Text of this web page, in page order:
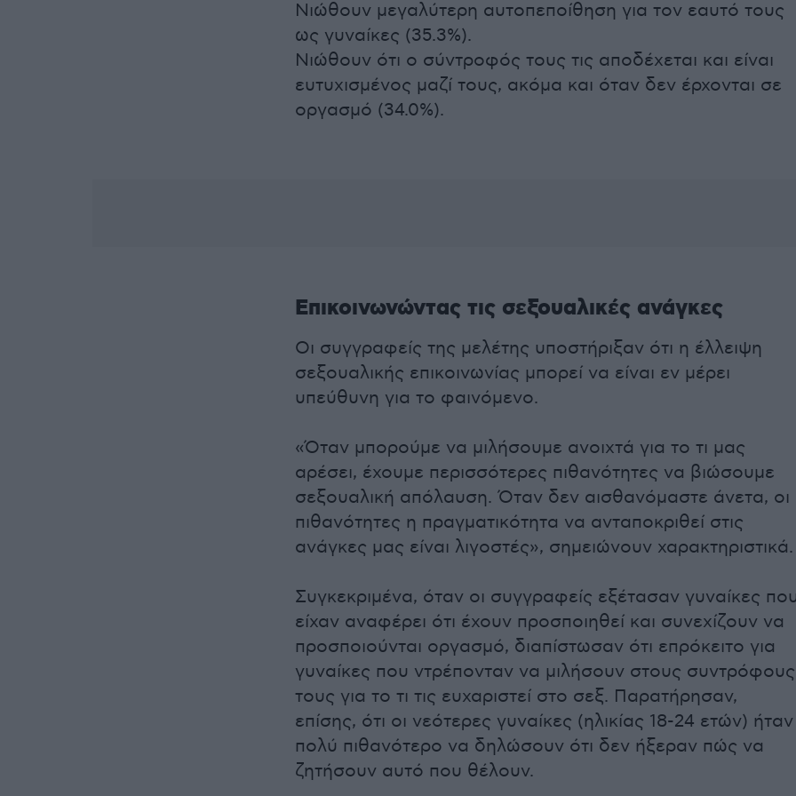
Νιώθουν μεγαλύτερη αυτοπεποίθηση για τον εαυτό τους
ως γυναίκες (35.3%).
Νιώθουν ότι ο σύντροφός τους τις αποδέχεται και είναι
ευτυχισμένος μαζί τους, ακόμα και όταν δεν έρχονται σε
οργασμό (34.0%).
Επικοινωνώντας τις σεξουαλικές ανάγκες
Οι συγγραφείς της μελέτης υποστήριξαν ότι η έλλειψη
σεξουαλικής επικοινωνίας μπορεί να είναι εν μέρει
υπεύθυνη για το φαινόμενο.
«Όταν μπορούμε να μιλήσουμε ανοιχτά για το τι μας
αρέσει, έχουμε περισσότερες πιθανότητες να βιώσουμε
σεξουαλική απόλαυση. Όταν δεν αισθανόμαστε άνετα, οι
πιθανότητες η πραγματικότητα να ανταποκριθεί στις
ανάγκες μας είναι λιγοστές», σημειώνουν χαρακτηριστικά.
Συγκεκριμένα, όταν οι συγγραφείς εξέτασαν γυναίκες
είχαν αναφέρει ότι έχουν προσποιηθεί και συνεχίζουν να
προσποιούνται οργασμό, διαπίστωσαν ότι επρόκειτο για
γυναίκες που ντρέπονταν να μιλήσουν στους συντρόφους
τους για το τι τις ευχαριστεί στο σεξ. Παρατήρησαν,
επίσης, ότι οι νεότερες γυναίκες (ηλικίας 18-24 ετών) ήταν
πολύ πιθανότερο να δηλώσουν ότι δεν ήξεραν πώς να
ζητήσουν αυτό που θέλουν.